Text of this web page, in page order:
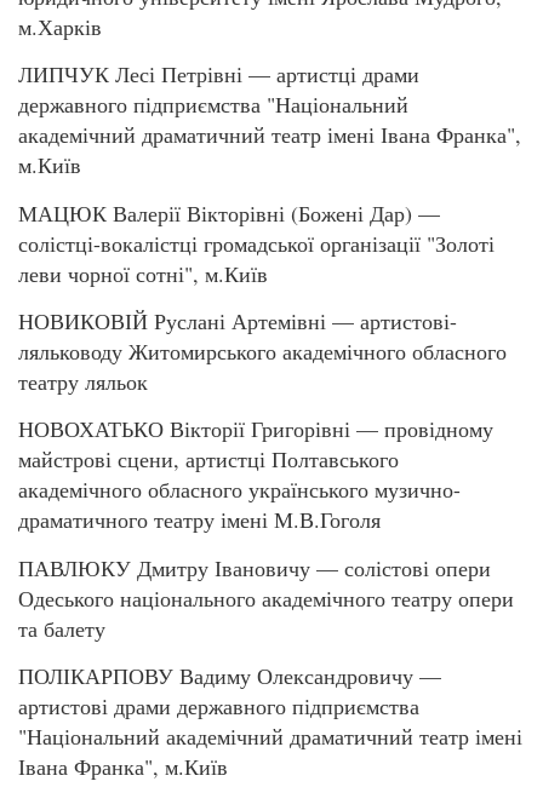
м.Харків
ЛИПЧУК Лесі Петрівні — артистці драми
державного підприємства "Національний
академічний драматичний театр імені Івана Франка",
м.Київ
МАЦЮК Валерії Вікторівні (Божені Дар) —
солістці-вокалістці громадської організації "Золоті
леви чорної сотні", м.Київ
НОВИКОВІЙ Руслані Артемівні — артистові-
ляльководу Житомирського академічного обласного
театру ляльок
НОВОХАТЬКО Вікторії Григорівні — провідному
майстрові сцени, артистці Полтавського
академічного обласного українського музично-
драматичного театру імені М.В.Гоголя
ПАВЛЮКУ Дмитру Івановичу — солістові опери
Одеського національного академічного театру опери
та балету
ПОЛІКАРПОВУ Вадиму Олександровичу —
артистові драми державного підприємства
"Національний академічний драматичний театр імені
Івана Франка", м.Київ